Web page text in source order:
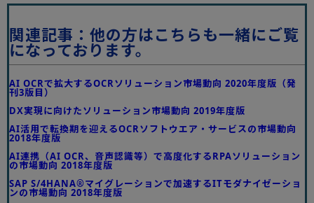
関連記事：他の方はこちらも一緒にご覧
になっております。
AI OCRで拡大するOCRソリューション市場動向 2020年度版（発
刊3版目）
DX実現に向けたソリューション市場動向 2019年度版
AI活用で転換期を迎えるOCRソフトウエア・サービスの市場動向
2018年度版
AI連携（AI OCR、音声認識等）で高度化するRPAソリューション
の市場動向 2018年度版
SAP S/4HANA®マイグレーションで加速するITモダナイゼーショ
ンの市場動向 2018年度版